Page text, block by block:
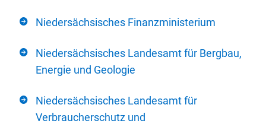
Niedersächsisches Finanzministerium
Niedersächsisches Landesamt für Bergbau,
Energie und Geologie
Niedersächsisches Landesamt für
Verbraucherschutz und